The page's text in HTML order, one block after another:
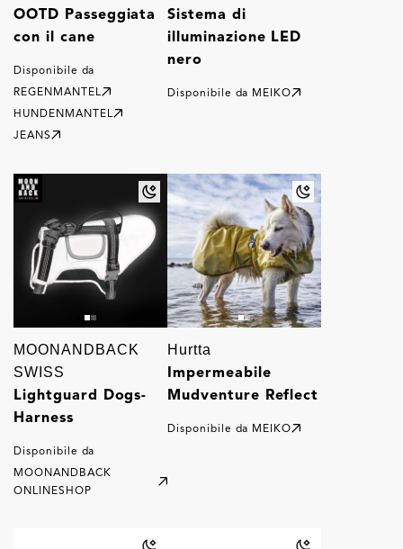
OOTD Passeggiata
con il cane
Disponibile da
REGENMANTEL
HUNDENMANTEL
JEANS
Sistema di
illuminazione LED
nero
Disponibile da MEIKO
MOONANDBACK
SWISS
Lightguard Dogs-
Harness
Disponibile da
MOONANDBACK
ONLINESHOP
Hurtta
Impermeabile
Mudventure Reflect
Disponibile da MEIKO